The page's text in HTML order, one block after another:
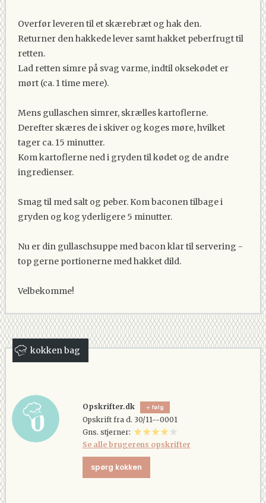
Overfør leveren til et skærebræt og hak den.
Returner den hakkede lever samt hakket peberfrugt til
retten.
Lad retten simre på svag varme, indtil oksekødet er
mørt (ca. 1 time mere).
Mens gullaschen simrer, skrælles kartoflerne.
Derefter skæres de i skiver og koges møre, hvilket
tager ca. 15 minutter.
Kom kartoflerne ned i gryden til kødet og de andre
ingredienser.
Smag til med salt og peber. Kom baconen tilbage i
gryden og kog yderligere 5 minutter.
Nu er din gullaschsuppe med bacon klar til servering -
top gerne portionerne med hakket dild.
Velbekomme!
kokken bag
Opskrifter.dk følg
Opskrift fra d. 30/11--0001
Gns. stjerner:
Se alle brugerens opskrifter
spørg kokken